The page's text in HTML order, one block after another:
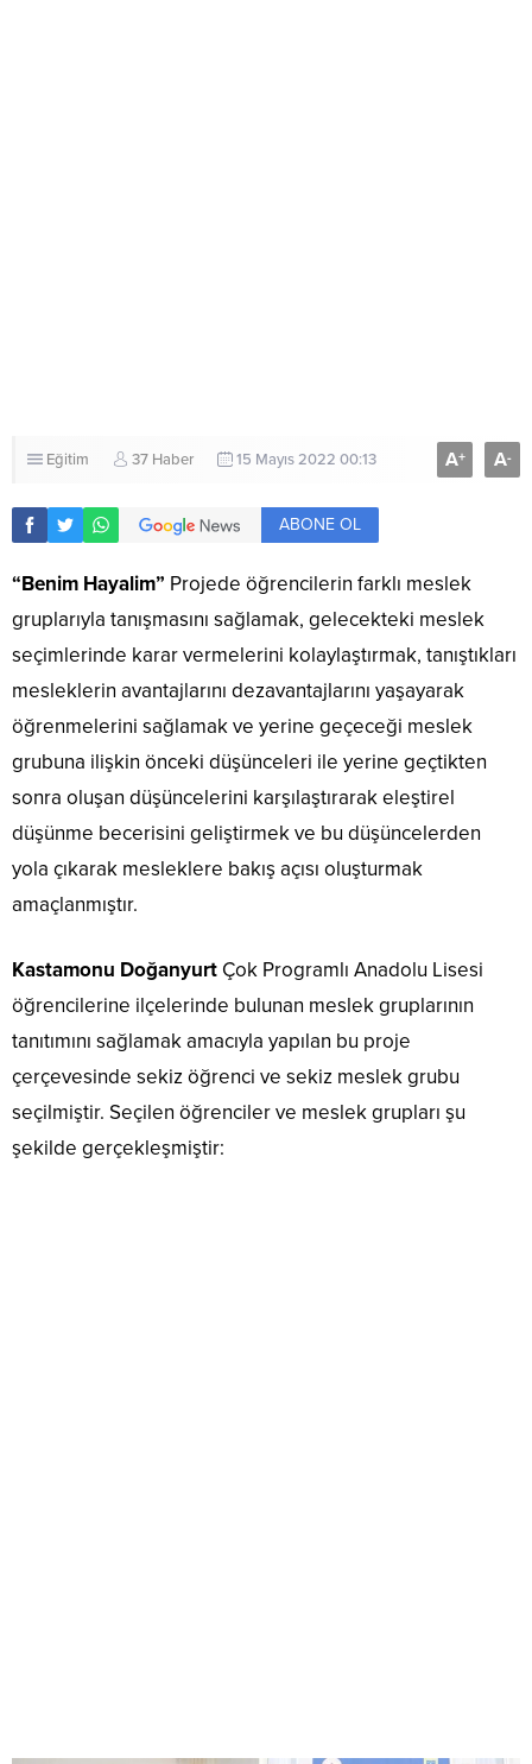
Eğitim 37 Haber 15 Mayıs 2022 00:13 A+ A-
ABONE OL
“Benim Hayalim” Projede öğrencilerin farklı meslek
gruplarıyla tanışmasını sağlamak, gelecekteki meslek
seçimlerinde karar vermelerini kolaylaştırmak, tanıştıkları
mesleklerin avantajlarını dezavantajlarını yaşayarak
öğrenmelerini sağlamak ve yerine geçeceği meslek
grubuna ilişkin önceki düşünceleri ile yerine geçtikten
sonra oluşan düşüncelerini karşılaştırarak eleştirel
düşünme becerisini geliştirmek ve bu düşüncelerden
yola çıkarak mesleklere bakış açısı oluşturmak
amaçlanmıştır.
Kastamonu Doğanyurt Çok Programlı Anadolu Lisesi
öğrencilerine ilçelerinde bulunan meslek gruplarının
tanıtımını sağlamak amacıyla yapılan bu proje
çerçevesinde sekiz öğrenci ve sekiz meslek grubu
seçilmiştir. Seçilen öğrenciler ve meslek grupları şu
şekilde gerçekleşmiştir: